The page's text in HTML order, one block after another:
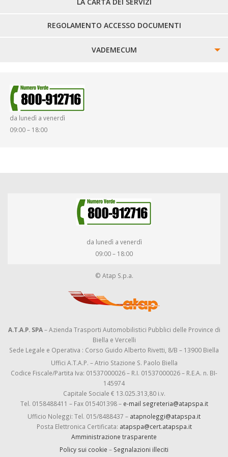
REGOLAMENTO ACCESSO DOCUMENTI
VADEMECUM
SMARRIMENTO OGGETTI
da lunedì a venerdì
09:00 – 18:00
da lunedì a venerdì
09:00 – 18:00
© Atap S.p.a.
A.T.A.P. SPA– Azienda Trasporti Automobilistici Pubblici delle Province di
Biella e Vercelli
Sede Legale e Operativa : Corso Guido Alberto Rivetti, 8/B – 13900 Biella
Uffici A.T.A.P. – Atrio Stazione S. Paolo Biella
Codice Fiscale/Partita Iva: 01537000026 – R.I. 01537000026 – R.E.A. n. BI-
145974
Capitale Sociale € 13.025.313,80 i.v.
Tel. 0158488411 – Fax 015401398 – e-mail segreteria@atapspa.it
Ufficio Noleggi: Tel. 015/8488437 – atapnoleggi@atapspa.it
Posta Elettronica Certificata: atapspa@cert.atapspa.it
Amministrazione trasparente
Policy sui cookie – Segnalazioni illeciti